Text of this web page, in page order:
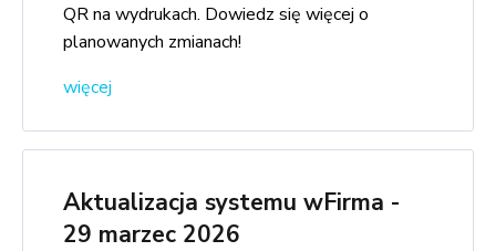
QR na wydrukach. Dowiedz się więcej o
planowanych zmianach!
więcej
Aktualizacja systemu wFirma -
29 marzec 2026